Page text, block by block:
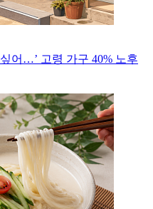
어…’ 고령 가구 40% 노후